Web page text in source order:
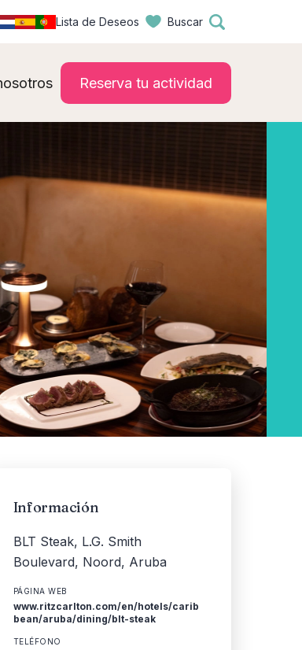
Lista de Deseos Buscar
Reserva tu actividad
Información
BLT Steak, L.G. Smith
Boulevard, Noord, Aruba
PÁGINA WEB
www.ritzcarlton.com/en/hotels/carib
bean/aruba/dining/blt-steak
TELÉFONO